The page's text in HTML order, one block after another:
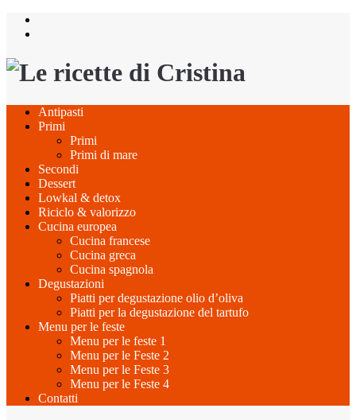
Salta
Antipasti
Primi
Primi
Primi di mare
Secondi
Dessert
Lowkal & detox
Riciclo & valorizzo
Cucina europea
Cucina francese
Cucina greca
Cucina spagnola
Degustazioni
Piatti per degustazione olio d’oliva
Piatti per la degustazione del tartufo
Menu per le feste
Menu per le feste 1
Menu per le Feste 2
Menu per le Feste 3
Menu per le Feste 4
Contatti